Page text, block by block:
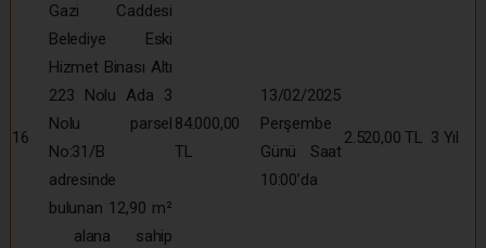
16
Gazi Caddesi
Belediye Eski
Hizmet Binası Altı
223 Nolu Ada 3
Nolu parsel
No:31/B
adresinde
bulunan 12,90 m²
alana sahip
84.000,00
TL
13/02/2025
Perşembe
Günü Saat
10:00’da
2.520,00 TL 3 Yıl